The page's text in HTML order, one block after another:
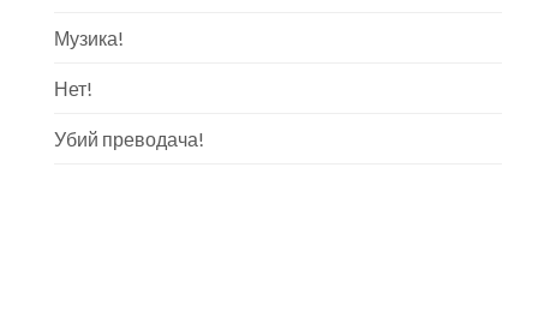
Музика!
Нет!
Убий преводача!